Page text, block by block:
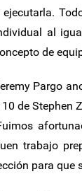
ejecutarla.
al
de
Pargo
10 de Stephen
trabajo
para que